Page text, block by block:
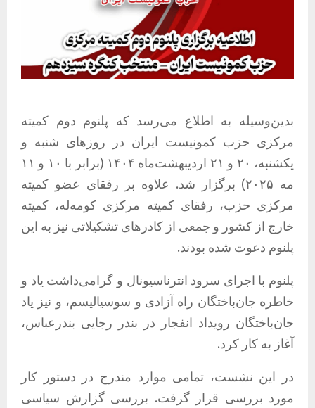
بدین‌وسیله به اطلاع می‌رسد که پلنوم دوم کمیته
مرکزی حزب کمونیست ایران در روزهای شنبه و
یکشنبه، ۲۰ و ۲۱ اردیبهشت‌ماه ۱۴۰۴ (برابر با ۱۰ و ۱۱
مه ۲۰۲۵) برگزار شد. علاوه بر رفقای عضو کمیته
مرکزی حزب، رفقای کمیته مرکزی کومه‌له، کمیته
خارج از کشور و جمعی از کادرهای تشکیلاتی نیز به این
پلنوم دعوت شده بودند.
پلنوم با اجرای سرود انترناسیونال و گرامی‌داشت یاد و
خاطره جان‌باختگان راه آزادی و سوسیالیسم، و نیز یاد
جان‌باختگان رویداد انفجار در بندر رجایی بندرعباس،
آغاز به کار کرد.
در این نشست، تمامی موارد مندرج در دستور کار
مورد بررسی قرار گرفت. بررسی گزارش سیاسی